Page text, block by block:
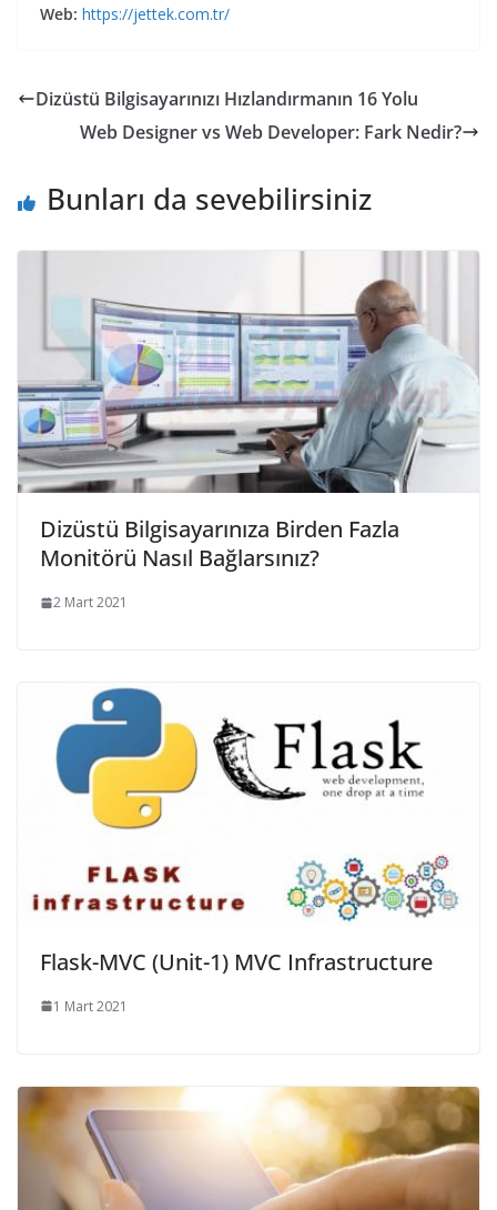
Web: https://jettek.com.tr/
Dizüstü Bilgisayarınızı Hızlandırmanın 16 Yolu
Web Designer vs Web Developer: Fark Nedir?
Bunları da sevebilirsiniz
Dizüstü Bilgisayarınıza Birden Fazla
Monitörü Nasıl Bağlarsınız?
2 Mart 2021
Flask-MVC (Unit-1) MVC Infrastructure
1 Mart 2021